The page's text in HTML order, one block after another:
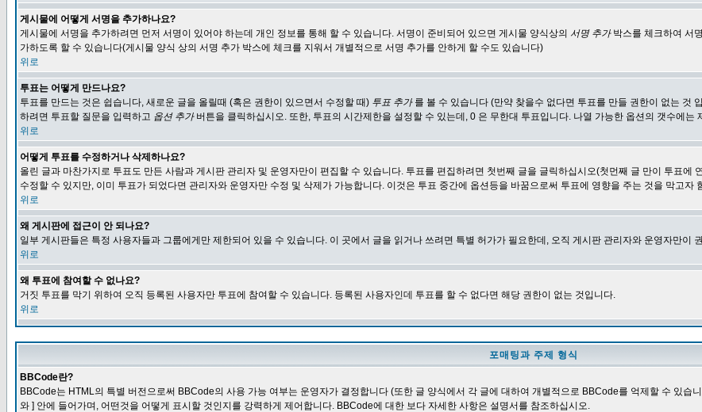
게시물에 어떻게 서명을 추가하나요?
게시물에 서명을 추가하려면 먼저 서명이 있어야 하는데 개인 정보를 통해 할 수 있습니다. 서명이 준비되어 있으면 게시물 양식상의 서명 추가박스를 체크하여 서
가하도록 할 수 있습니다(게시물 양식 상의 서명 추가 박스에 체크를 지워서 개별적으로 서명 추가를 안하게 할 수도 있습니다)
위로
투표는 어떻게 만드나요?
투표를 만드는 것은 쉽습니다, 새로운 글을 올릴때 (혹은 권한이 있으면서 수정할 때) 투표 추가를 볼 수 있습니다 (만약 찾을수 없다면 투표를 만들 권한이 없는 것
하려면 투표할 질문을 입력하고 옵션 추가버튼을 클릭하십시오. 또한, 투표의 시간제한을 설정할 수 있는데, 0 은 무한대 투표입니다. 나열 가능한 옵션의 갯수에는
위로
어떻게 투표를 수정하거나 삭제하나요?
올린 글과 마찬가지로 투표도 만든 사람과 게시판 관리자 및 운영자만이 편집할 수 있습니다. 투표를 편집하려면 첫번째 글을 글릭하십시오(첫먼째 글 만이 투표
수정할 수 있지만, 이미 투표가 되었다면 관리자와 운영자만 수정 및 삭제가 가능합니다. 이것은 투표 중간에 옵션등을 바꿈으로써 투표에 영향을 주는 것을 막고자
위로
왜 게시판에 접근이 안 되나요?
일부 게시판들은 특정 사용자들과 그룹에게만 제한되어 있을 수 있습니다. 이 곳에서 글을 읽거나 쓰려면 특별 허가가 필요한데, 오직 게시판 관리자와 운영자만이
위로
왜 투표에 참여할 수 없나요?
거짓 투표를 막기 위하여 오직 등록된 사용자만 투표에 참여할 수 있습니다. 등록된 사용자인데 투표를 할 수 없다면 해당 권한이 없는 것입니다.
위로
포매팅과 주제 형식
BBCode란?
BBCode는 HTML의 특별 버전으로써 BBCode의 사용 가능 여부는 운영자가 결정합니다 (또한 글 양식에서 각 글에 대하여 개별적으로 BBCode를 억제할 수 있습
와 ] 안에 들어가며, 어떤것을 어떻게 표시할 것인지를 강력하게 제어합니다. BBCode에 대한 보다 자세한 사항은 설명서를 참조하십시오.